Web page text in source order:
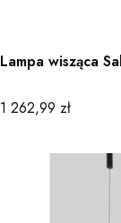
Lampa wisząca
Cena
1 262,99 zł